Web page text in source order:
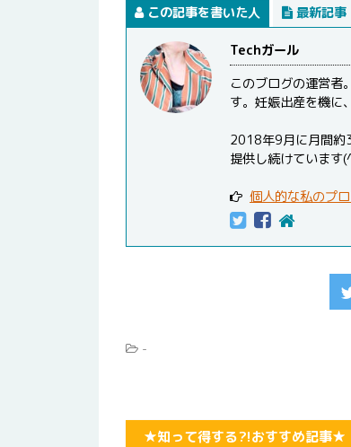
この記事を書いた人 最新記事
Techガール
このブログの運営者
す。妊娠出産を機に
2018年9月に月間約
提供し続けています
個人的な私のプ
-
★知って得する?!おすすめ記事★